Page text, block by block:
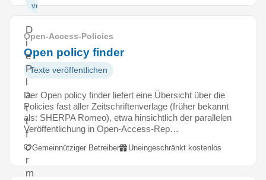
veröffentlichen
D
i
e
P
l
a
t
t
f
o
r
m
Open-Access-Policies
Open policy finder
Texte veröffentlichen
Der Open policy finder liefert eine Übersicht über die
Policies fast aller Zeitschriftenverlage (früher bekannt
als: SHERPA Romeo), etwa hinsichtlich der parallelen
Veröffentlichung in Open-Access-Rep…
Gemeinnütziger Betreiber Uneingeschränkt kostenlos